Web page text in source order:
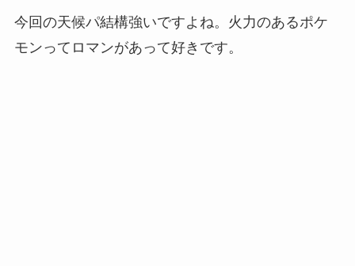
今回の天候パ結構強いですよね。火力のあるポケ
モンってロマンがあって好きです。